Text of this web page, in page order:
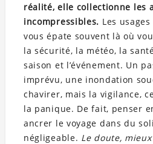
réalité, elle collectionne les
incompressibles. Les
vous épate souvent là où
la sécurité, la météo, la
saison et l’événement. Un
imprévu, une inondation
chavirer, mais la vigilance,
la panique. De fait, penser
ancrer le voyage dans du
négligeable. Le doute,